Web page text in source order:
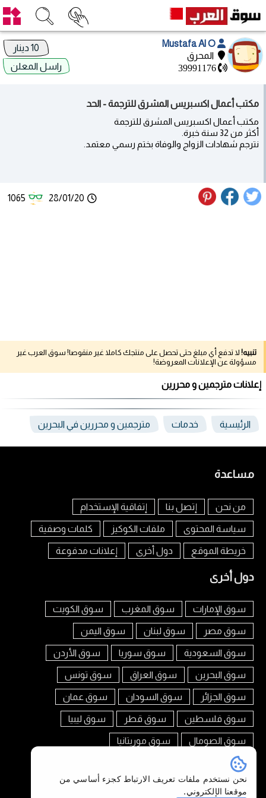
المحرق
39991176
راسل المعلن
مكتب أعمال اكسبريس المشرق للترجمة - الحد
مكتب أعمال اكسبريس المشرق للترجمة
أكثر من 32 سنة خبرة.
نترجم شهادات الزواج والوفاة بختم رسمي معتمد.
28/01/20
1065
تنبيه! لا تدفع أي مبلغ حتى تحصل على منتجك كاملا غير منقوصا! سوق العرب غير
مسؤولة عن الإعلانات المعروضة!
إعلانات مترجمين و محررين
الرئيسية خدمات مترجمين و محررين في البحرين
مساعدة
من نحن إتصل بنا إتفاقية الإستخدام
سياسة المحتوى ملفات الكوكيز كلمات وصفية
خريطة الموقع دول أخرى إعلانات مدفوعة
دول أخرى
سوق الإمارات سوق المغرب سوق الكويت
سوق مصر سوق لبنان سوق اليمن
سوق السعودية سوق سوريا سوق الأردن
سوق البحرين سوق العراق سوق تونس
سوق الجزائر سوق السودان سوق عمان
سوق فلسطين سوق قطر سوق ليبيا
سوق الصومال سوق موريتانيا
تابعنا على
نحن نستخدم ملفات تعريف الارتباط كجزء أساسي من
موقعنا الإلكتروني.